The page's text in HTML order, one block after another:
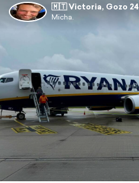
🇲🇹 Victoria, Gozo 24
Micha.